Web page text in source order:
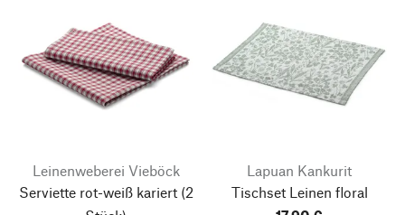
Leinenweberei Vieböck
Serviette rot-weiß kariert(2
Lapuan Kankurit
Tischset Leinen floral